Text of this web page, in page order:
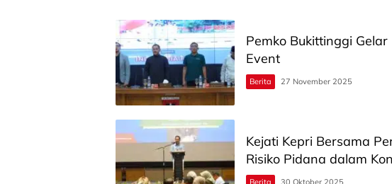
Pemko Bukittinggi
Event
Berita 27 November 2025
Kejati Kepri Bersama
Risiko Pidana dalam
Berita 30 Oktober 2025